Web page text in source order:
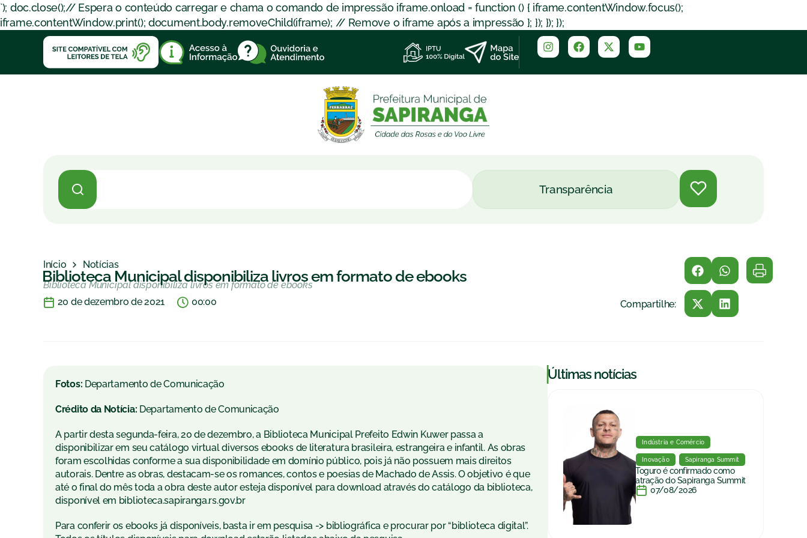
`); doc.close();// Espera o conteúdo carregar e chama o comando de impressão iframe.onload = function () { iframe.contentWindow.focus();
iframe.contentWindow.print(); document.body.removeChild(iframe); // Remove o iframe após a impressão }; }); }); });
Transparência
Início Notícias
Biblioteca Municipal disponibiliza livros em formato de ebooks
Biblioteca Municipal disponibiliza livros em formato de ebooks
20 de dezembro de 2021
00:00 Compartilhe:
Fotos: Departamento de Comunicação
Crédito da Notícia: Departamento de Comunicação
A partir desta segunda-feira, 20 de dezembro, a Biblioteca Municipal Prefeito Edwin Kuwer passa a
disponibilizar em seu catálogo virtual diversos ebooks de literatura brasileira, estrangeira e infantil. As obras
foram escolhidas conforme a sua disponibilidade em domínio público, pois já não possuem mais direitos
autorais. Dentre as obras, destacam-se os romances, contos e poesias de Machado de Assis. O objetivo é que
até o final do mês toda a obra deste autor esteja disponível para download através do catálogo da biblioteca,
disponível em biblioteca.sapiranga.rs.gov.br
Para conferir os ebooks já disponíveis, basta ir em pesquisa -> bibliográfica e procurar por “biblioteca digital”.
|Últimas notícias
Indústria e Comércio
Inovação Sapiranga Summit
Toguro é confirmado como
atração do Sapiranga Summit
07/08/2026